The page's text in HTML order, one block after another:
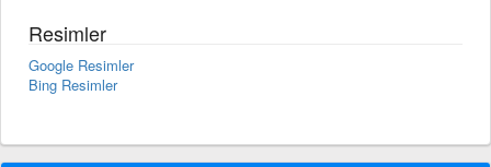
Resimler
Google Resimler
Bing Resimler